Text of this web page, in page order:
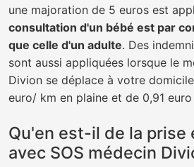
une majoration de 5 euros est
consultation d'un bébé est par
que celle d'un adulte. Des
sont aussi appliquées lorsque le
Divion se déplace à votre
euro/ km en plaine et de 0,91
Qu'en est-il de la prise
avec SOS médecin